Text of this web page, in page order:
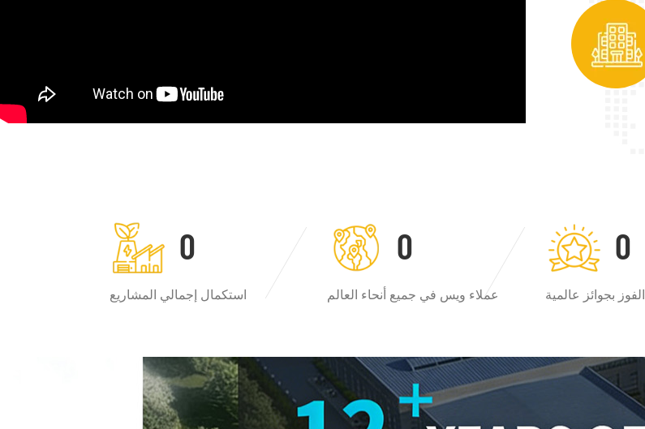
0
استكمال إجمالي المشاريع
0
عملاء ويس في جميع أنحاء العالم
0
الفوز بجوائز عالمية